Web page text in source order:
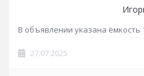
В объявлении указана ёмкость
27.07.2025